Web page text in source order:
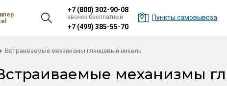
+7 (800) 302-90-08
звонок бесплатный
+7 (499) 385-55-70
Пункты самовывоза
Встраиваемые механизмы глянцевый никель
механизмы